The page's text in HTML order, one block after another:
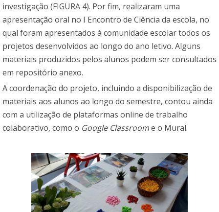
investigação (FIGURA 4). Por fim, realizaram uma
apresentação oral no I Encontro de Ciência da escola, no
qual foram apresentados à comunidade escolar todos os
projetos desenvolvidos ao longo do ano letivo. Alguns
materiais produzidos pelos alunos podem ser consultados
em repositório anexo.
A coordenação do projeto, incluindo a disponibilização de
materiais aos alunos ao longo do semestre, contou ainda
com a utilização de plataformas online de trabalho
colaborativo, como o Google Classroome o Mural.